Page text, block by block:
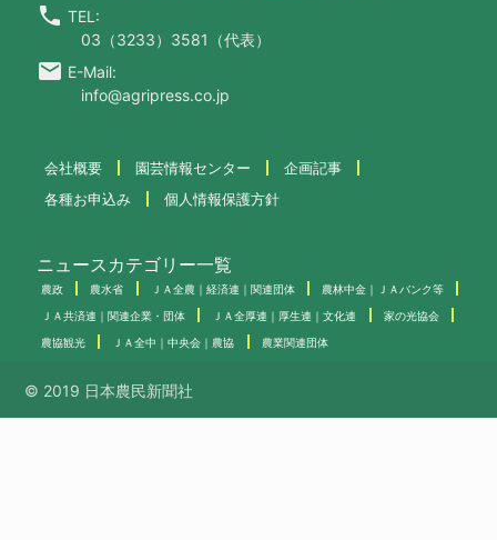
call TEL:
03（3233）3581（代表）
email E-Mail:
info@agripress.co.jp
会社概要 園芸情報センター
企画記事
各種お申込み
個人情報保護方針
ニュースカテゴリー一覧
農政 農水省 ＪＡ全農｜経済連｜関連団体 農林中金｜ＪＡバンク等
ＪＡ共済連｜関連企業・団体 ＪＡ全厚連｜厚生連｜文化連 家の光協会
農協観光 ＪＡ全中｜中央会｜農協 農業関連団体
© 2019 日本農民新聞社